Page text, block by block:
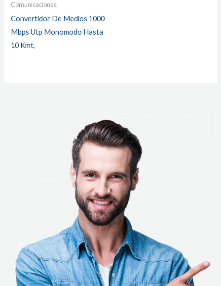
Comunicaciones
Convertidor De Medios 1000
Mbps Utp Monomodo Hasta
10 Kmt,